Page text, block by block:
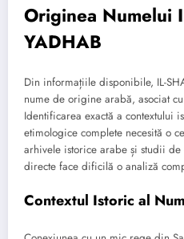
Originea Numelui
YADHAB
Din informațiile disponibile, IL-
nume de origine arabă, asociat
Identificarea exactă a contextului
etimologice complete necesită o
arhivele istorice arabe și studii de
directe face dificilă o analiză
Contextul Istoric al